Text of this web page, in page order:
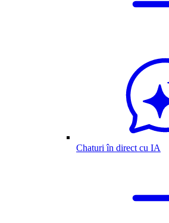
Chaturi în direct cu IA